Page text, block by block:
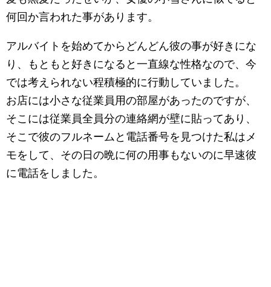
何回か言われた事があります。
アルバイトを始めてからどんどん彼の事が好きにな
り、もともと好きになると一直線な性格なので、今
では考えられない程積極的に行動していました。
お店には小さな従業員用の部屋があったのですが、
そこには従業員全員分の連絡網が壁に貼ってあり、
そこで彼のフルネームと電話番号を見つけた私はメ
モをして、その日の晩に何の用事もないのに早速彼
に電話をしました。